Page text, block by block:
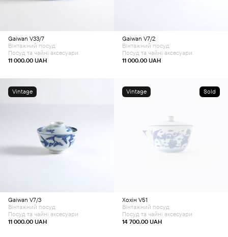
Gaiwan V33/7
11 000.00 UAH
Вінтажний посуд
Посуд та чайні аксесуари
Gaiwan V7/2
11 000.00 UAH
Вінтажний посуд
Посуд та чайні аксесуари
Vintage
Додати в кошик
Gaiwan V7/3
11 000.00 UAH
Вінтажний посуд
Посуд та чайні аксесуари
Vintage Sold
Хохін V51
14 700.00 UAH
Вінтажний посуд
Посуд та чайні аксесуари